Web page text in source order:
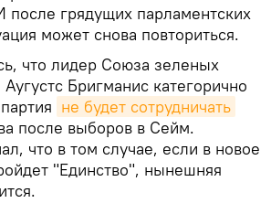
после грядущих парламентских
может снова повториться.
что лидер Союза зеленых
Бригманис категорично
не будет сотрудничать
после выборов в Сейм.
что в том случае, если в новое
"Единство", нынешняя